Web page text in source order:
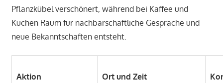
Pflanzkübel verschönert, während bei Kaffee und
Kuchen Raum für nachbarschaftliche Gespräche und
neue Bekanntschaften entsteht.
Aktion Ort und Zeit